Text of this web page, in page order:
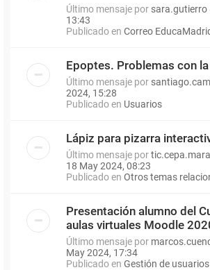
Último mensaje por sara.gutierro
13:43
Publicado en Correo
Epoptes. Problemas con
Último mensaje por
2024, 15:28
Publicado en Usuarios
Lápiz para pizarra
Último mensaje por
18 May 2024, 08:23
Publicado en Otros temas
Presentación alumno del
aulas virtuales Moodle
Último mensaje por
May 2024, 17:34
Publicado en Gestión de usuarios